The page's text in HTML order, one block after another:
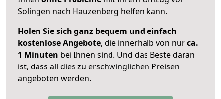
Solingen nach Hauzenberg helfen kann.
Holen Sie sich ganz bequem und einfach
kostenlose Angebote, die innerhalb von nurca.
1 Minuten bei Ihnen sind. Und das Beste daran
ist, dass all dies zu erschwinglichen Preisen
angeboten werden.